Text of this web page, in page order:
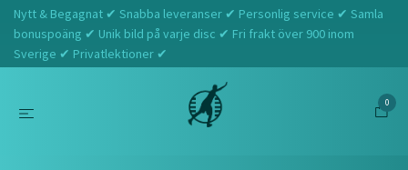
Nytt & Begagnat ✔ Snabba leveranser ✔ Personlig service ✔ Samla
bonuspoäng ✔ Unik bild på varje disc ✔ Fri frakt över 900 inom
Sverige ✔ Privatlektioner ✔
0